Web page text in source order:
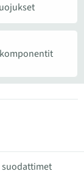
suodattimet